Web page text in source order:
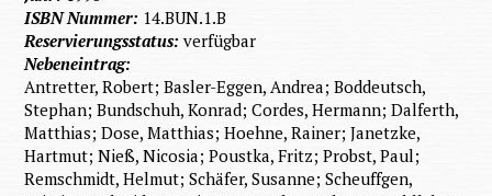
ISBN Nummer: 14.BUN.1.B
Reservierungsstatus:verfügbar
Nebeneintrag:
Antretter, Robert; Basler-Eggen, Andrea; Boddeutsch,
Stephan; Bundschuh, Konrad; Cordes, Hermann; Dalferth,
Matthias; Dose, Matthias; Hoehne, Rainer; Janetzke,
Hartmut; Nieß, Nicosia; Poustka, Fritz; Probst, Paul;
Remschmidt, Helmut; Schäfer, Susanne; Scheuffgen,